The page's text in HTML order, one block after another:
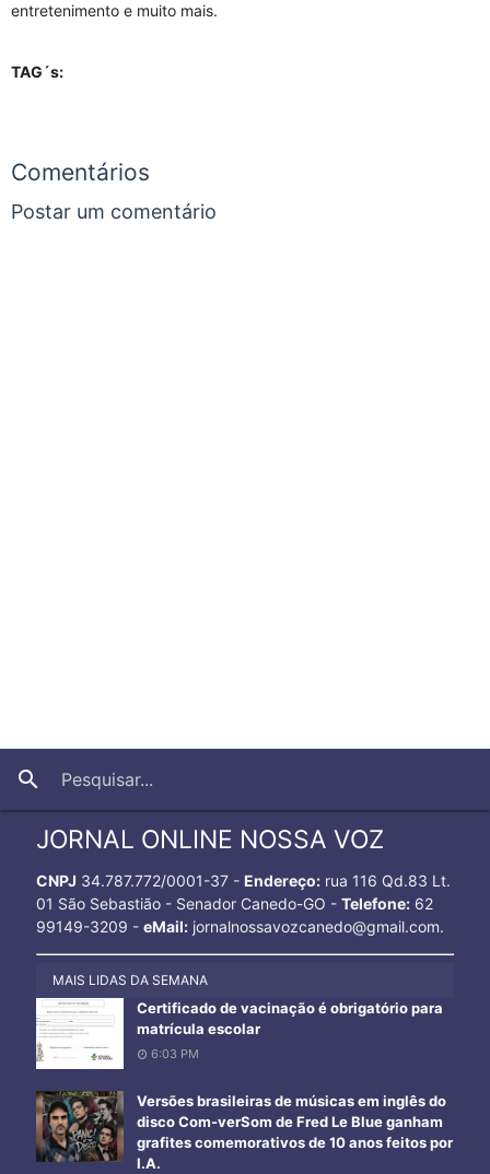
entretenimento e muito mais.
TAG´s:
Comentários
Postar um comentário
search
JORNAL ONLINE NOSSA VOZ
CNPJ 34.787.772/0001-37 - Endereço:rua 116 Qd.83 Lt.
01 São Sebastião - Senador Canedo-GO - Telefone:62
99149-3209 - eMail:jornalnossavozcanedo@gmail.com.
MAIS LIDAS DA SEMANA
Certificado de vacinação é obrigatório para
matrícula escolar
6:03 PM
Versões brasileiras de músicas em inglês do
disco Com-verSom de Fred Le Blue ganham
grafites comemorativos de 10 anos feitos por
I.A.